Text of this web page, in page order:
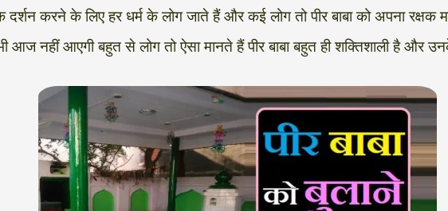
दर्शन करने के लिए हर धर्म के लोग जाते हैं और कई लोग तो पीर बाबा को अपना रक्षक
नहीं आएगी बहुत से लोग तो ऐसा मानते हैं पीर बाबा बहुत ही शक्तिशाली है और